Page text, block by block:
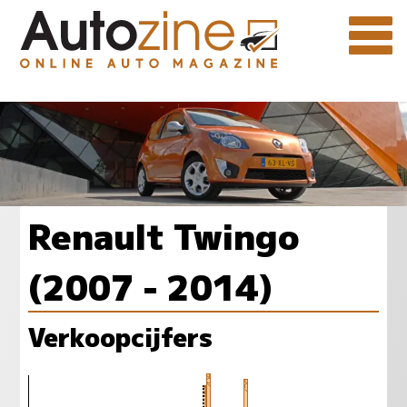
Renault Twingo
(2007 - 2014)
Verkoopcijfers
2535
2640 2582